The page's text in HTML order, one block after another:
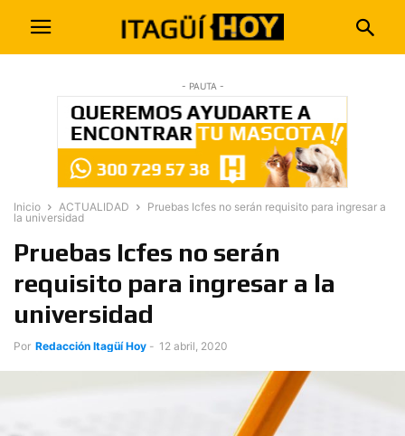
- PAUTA -
Inicio ACTUALIDAD
Pruebas Icfes no serán requisito para ingresar a
la universidad
Pruebas Icfes no serán
requisito para ingresar a la
universidad
Por Redacción Itagüí Hoy - 12 abril, 2020